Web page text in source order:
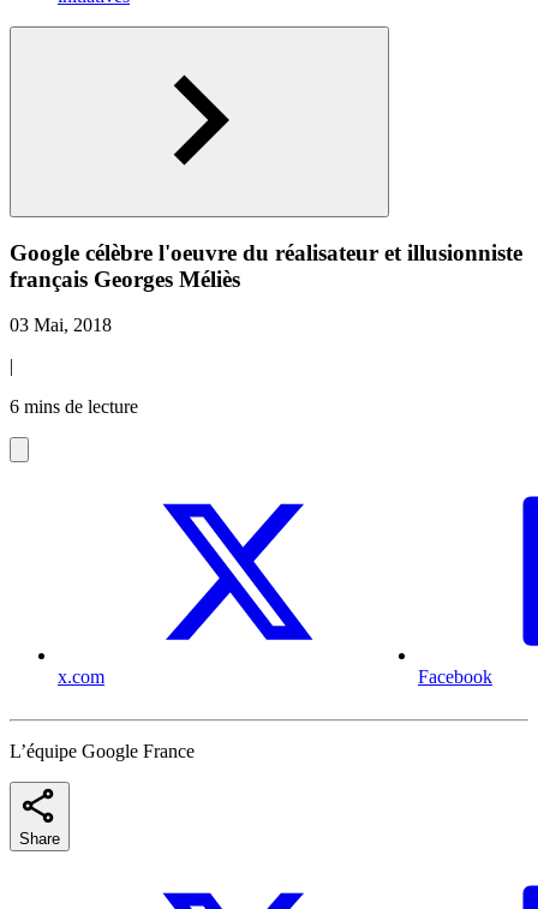
Google célèbre l'oeuvre du réalisateur et illusionniste
français Georges Méliès
03 Mai, 2018
|
6 mins de lecture
x.com Facebook
L’équipe Google France
Share